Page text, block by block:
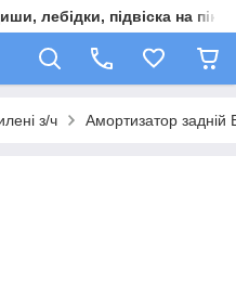
лебідки, підвіска на пікап
з/ч Амортизатор